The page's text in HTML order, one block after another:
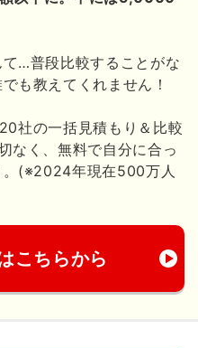
…普段比較することがな
も教えてくれません！
社の一括見積もり＆比較
なく、無料で自分に合っ
。(※2024年現在500万人
こちらから